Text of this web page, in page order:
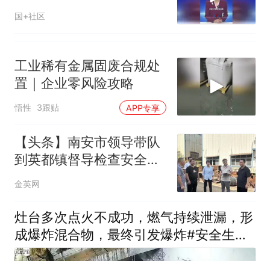
厂：为保黏性加甲醛？
国+社区
工业稀有金属固废合规处
置｜企业零风险攻略
悟性 3跟贴 APP专享
【头条】南安市领导带队
到英都镇督导检查安全生
产工作
金英网
灶台多次点火不成功，燃气持续泄漏，形
成爆炸混合物，最终引发爆炸#安全生产
警示教育